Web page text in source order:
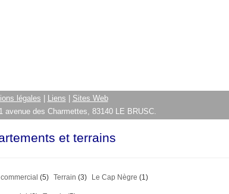
légales Liens
Sites Web
avenue des Charmettes, 83140 LE BRUSC.
et terrains
(5) Terrain (3) Le Cap Nègre (1)